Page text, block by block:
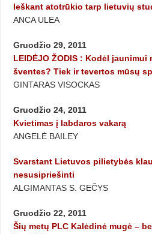
Ieškant atotrūkio tarp lietuvių
ANCA ULEA
Gruodžio 29, 2011
LEIDĖJO ŽODIS : Kodėl
šventes? Tiek ir tevertos mūsų
GINTARAS VISOCKAS
Gruodžio 24, 2011
Kvietimas į labdaros vakarą
ANGELĖ BAILEY
Svarstant Lietuvos pilietybės
nesusipriešinti
ALGIMANTAS S. GEČYS
Gruodžio 22, 2011
Šių metų PLC Kalėdinė mugė –